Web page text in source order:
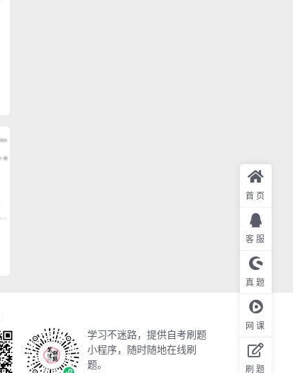
学习不迷路，提供自考刷题
小程序，随时随地在线刷
题。
首页
客服
真题
网课
刷题